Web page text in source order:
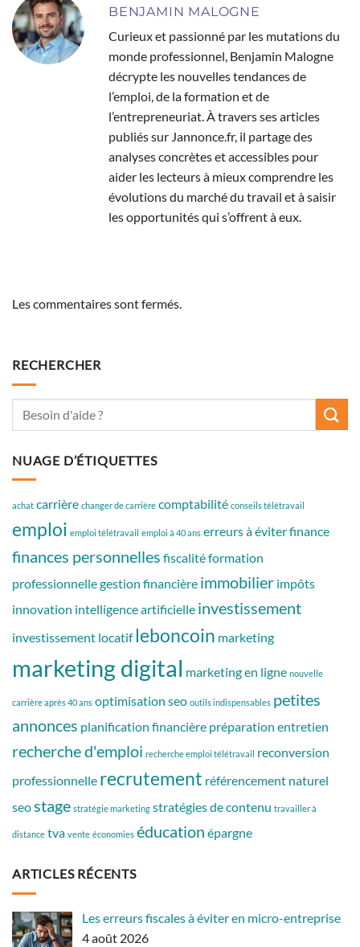
BENJAMIN MALOGNE
Curieux et passionné par les mutations du
monde professionnel, Benjamin Malogne
décrypte les nouvelles tendances de
l’emploi, de la formation et de
l’entrepreneuriat. À travers ses articles
publiés sur Jannonce.fr, il partage des
analyses concrètes et accessibles pour
aider les lecteurs à mieux comprendre les
évolutions du marché du travail et à saisir
les opportunités qui s’offrent à eux.
Les commentaires sont fermés.
RECHERCHER
NUAGE D’ÉTIQUETTES
achat carrière changer de carrière comptabilité conseils télétravail
emploi emploi télétravail emploi à 40 ans erreurs à éviterfinance
finances personnelles fiscalitéformation
professionnellegestion financière immobilier impôts
innovation intelligence artificielle investissement
investissement locatif leboncoin marketing
marketing digital marketing en ligne nouvelle
carrière après 40 ans optimisation seo outils indispensables petites
annonces planification financière préparation entretien
recherche d'emploi recherche emploi télétravail
reconversion
professionnelle recrutement référencement naturel
seostage stratégie marketing stratégies de contenu travailler à
distance tva vente économies éducation épargne
ARTICLES RÉCENTS
Les erreurs fiscales à éviter en micro-entreprise
4 août 2026